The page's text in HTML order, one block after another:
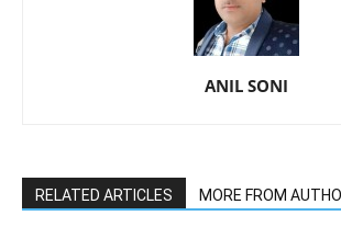
ANIL SONI
RELATED ARTICLES MORE FROM